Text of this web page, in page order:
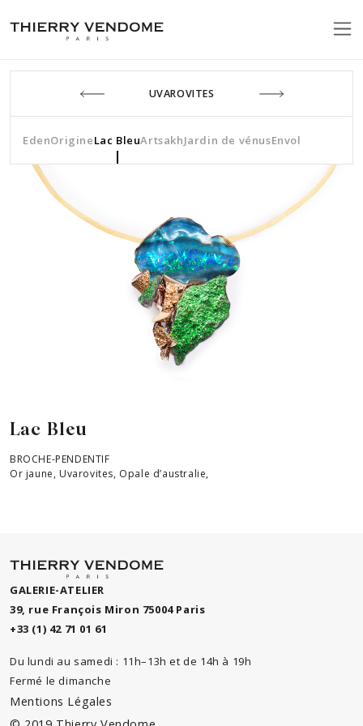
UVAROVITES
EdenOrigineLac BleuArtsakhJardin de vénusEnvol
Lac Bleu
BROCHE-PENDENTIF
Or jaune, Uvarovites, Opale d’australie,
GALERIE-ATELIER
39, rue François Miron 75004 Paris
+33 (1) 42 71 01 61
Du lundi au samedi : 11h–13h et de 14h à 19h
Fermé le dimanche
Mentions Légales